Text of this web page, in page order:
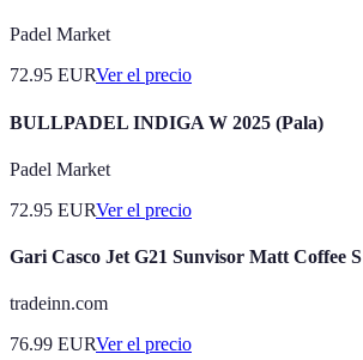
Padel Market
72.95 EURVer el precio
BULLPADEL INDIGA W 2025 (Pala)
Padel Market
72.95 EURVer el precio
Gari Casco Jet G21 Sunvisor Matt Coffee S
tradeinn.com
76.99 EURVer el precio